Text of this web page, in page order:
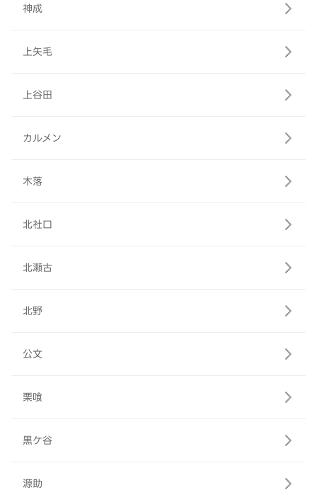
神成
上矢毛
上谷田
カルメン
木落
北社口
北瀬古
北野
公文
栗喰
黒ケ谷
源助